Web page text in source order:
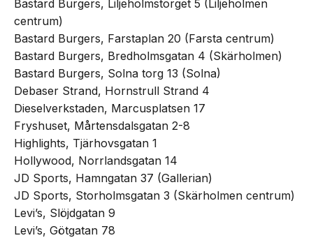
Bastard Burgers, Liljeholmstorget 5 (Liljeholmen
centrum)
Bastard Burgers, Farstaplan 20 (Farsta centrum)
Bastard Burgers, Bredholmsgatan 4 (Skärholmen)
Bastard Burgers, Solna torg 13 (Solna)
Debaser Strand, Hornstrull Strand 4
Dieselverkstaden, Marcusplatsen 17
Fryshuset, Mårtensdalsgatan 2-8
Highlights, Tjärhovsgatan 1
Hollywood, Norrlandsgatan 14
JD Sports, Hamngatan 37 (Gallerian)
JD Sports, Storholmsgatan 3 (Skärholmen centrum)
Levi’s, Slöjdgatan 9
Levi’s, Götgatan 78